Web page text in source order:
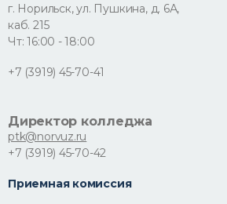
г. Норильск, ул. Пушкина, д. 6А,
каб. 215
Чт: 16:00 - 18:00
+7 (3919) 45-70-41
Директор колледжа
ptk@norvuz.ru
+7 (3919) 45-70-42
Приемная комиссия